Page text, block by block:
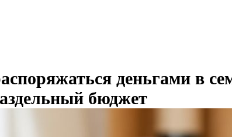
деньгами в
бюджет